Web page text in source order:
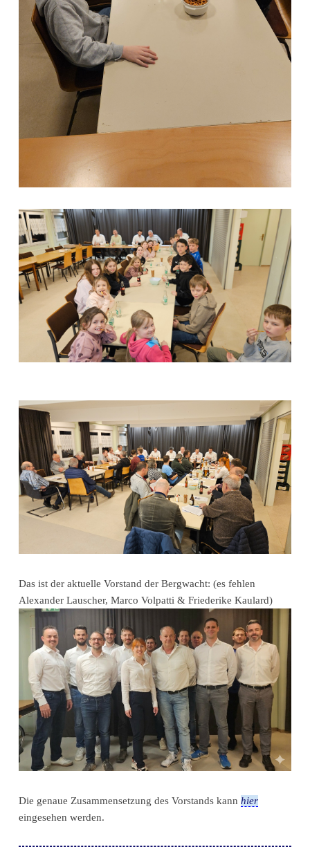
Das ist der aktuelle Vorstand der Bergwacht: (es fehlen
Alexander Lauscher, Marco Volpatti & Friederike Kaulard)
Die genaue Zusammensetzung des Vorstands kann hier
eingesehen werden.